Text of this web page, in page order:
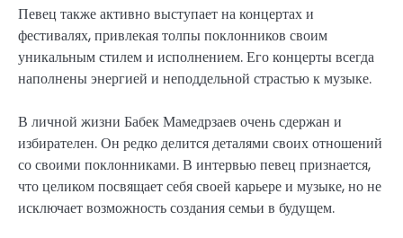
Певец также активно выступает на концертах и
фестивалях, привлекая толпы поклонников своим
уникальным стилем и исполнением. Его концерты всегда
наполнены энергией и неподдельной страстью к музыке.
В личной жизни Бабек Мамедрзаев очень сдержан и
избирателен. Он редко делится деталями своих отношений
со своими поклонниками. В интервью певец признается,
что целиком посвящает себя своей карьере и музыке, но не
исключает возможность создания семьи в будущем.